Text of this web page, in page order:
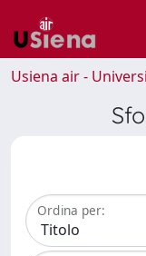
Usiena air -
Ordina per: